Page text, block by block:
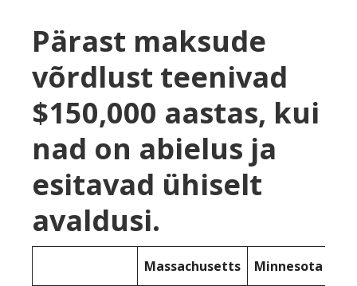
Pärast maksude
võrdlust teenivad
$150,000 aastas, kui
nad on abielus ja
esitavad ühiselt
avaldusi.
Massachusetts Minnesota